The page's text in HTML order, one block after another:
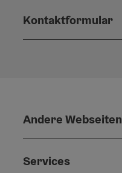
Kontaktformular
Andere Webseiten
Services